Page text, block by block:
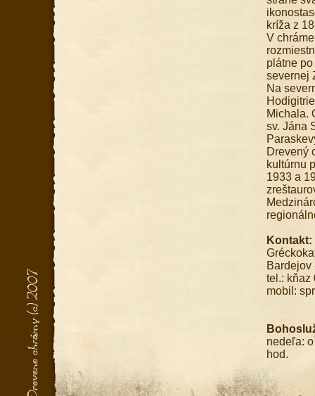
kríža z
V
plátne
severnej
Na
Michala.
sv. Jána
Drevený
kultúrnu
1933 a
Kontakt:
Bardejov
tel.: kňaz
mobil:
nedeľa:
hod.